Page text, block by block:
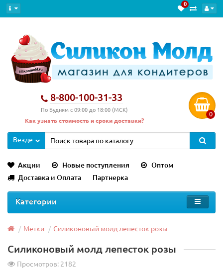
0
8-800-100-31-33
По Будням с 09:00 до 18:00 (МСК)
Как узнать стоимость и сроки доставки?
0
Везде
Акции Новые поступления
Оптом
Доставка и Оплата
Партнерка
Категории
Метки Силиконовый молд лепесток розы
Венчик кухонный с толстыми струнами 32 см
Диаметр: 6,5 см Длина:
Силиконовый молд лепесток розы
Просмотров: 2182